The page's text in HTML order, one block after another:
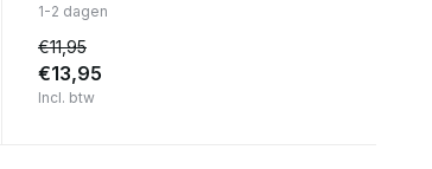
1-2 dagen
€11,95
€13,95
Incl. btw